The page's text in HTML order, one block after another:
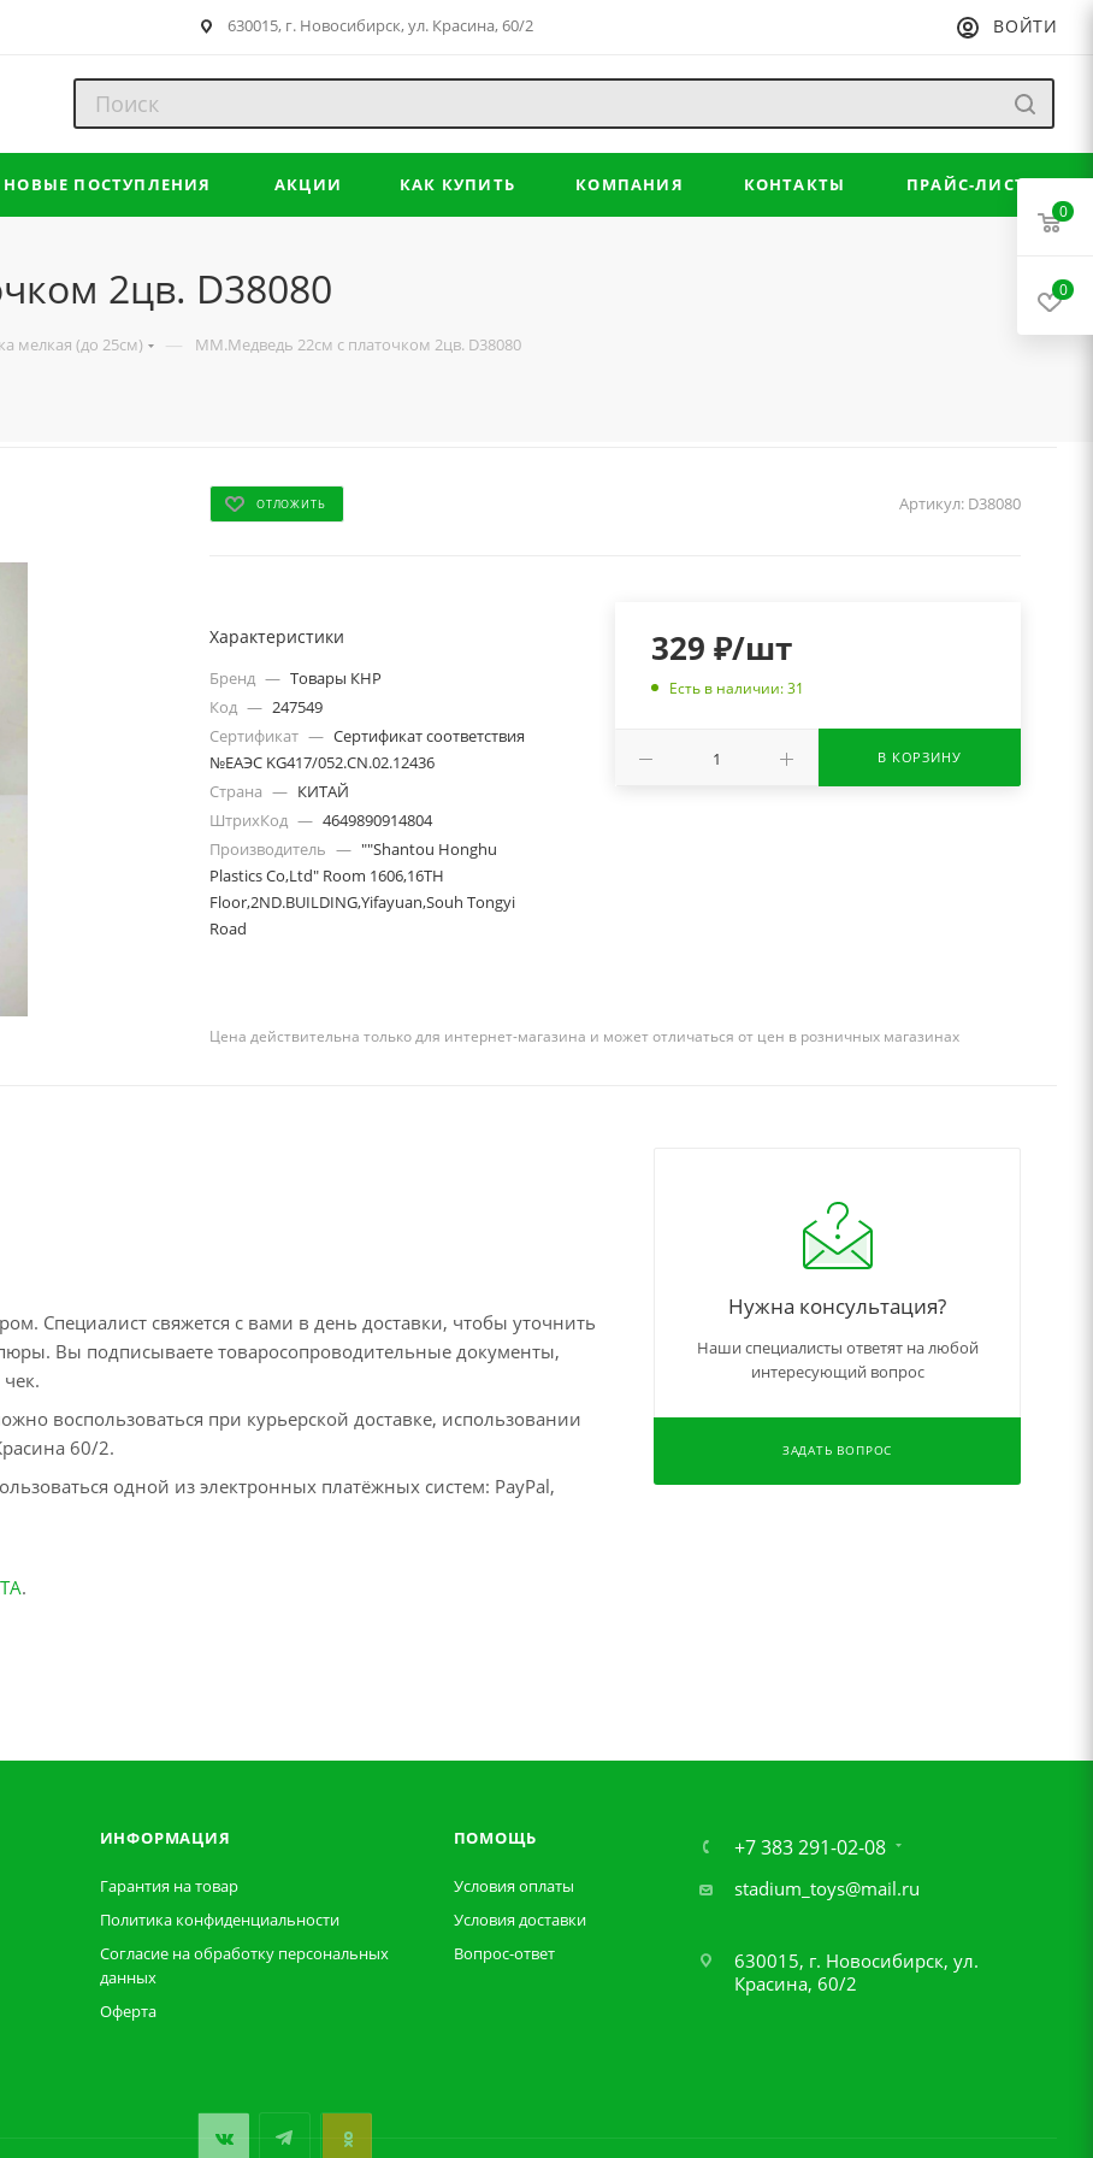
630015, г. Новосибирск, ул. Красина, 60/2 ВОЙТИ
НОВЫЕ ПОСТУПЛЕНИЯ АКЦИИ КАК КУПИТЬ КОМПАНИЯ КОНТАКТЫ ПРАЙС-ЛИСТ
2цв. D38080
мелкая (до 25см) — ММ.Медведь 22см с платочком 2цв. D38080
ОТЛОЖИТЬ Артикул: D38080
Характеристики
Бренд — Товары КНР
Код — 247549
Сертификат — Сертификат соответствия
№ЕАЭС KG417/052.CN.02.12436
Страна — КИТАЙ
ШтрихКод — 4649890914804
Производитель — ""Shantou Honghu
Plastics Co,Ltd" Room 1606,16TH
Floor,2ND.BUILDING,Yifayuan,Souh Tongyi
Road
329 ₽/шт
Есть в наличии: 31
В КОРЗИНУ
Цена действительна только для интернет-магазина и может отличаться от цен в розничных магазинах
Специалист свяжется с вами в день доставки, чтобы уточнить
Вы подписываете товаросопроводительные документы,
воспользоваться при курьерской доставке, использовании
60/2.
одной из электронных платёжных систем: PayPal,
.
Нужна консультация?
Наши специалисты ответят на любой
интересующий вопрос
ЗАДАТЬ ВОПРОС
ИНФОРМАЦИЯ
Гарантия на товар
Политика конфиденциальности
Согласие на обработку персональных
данных
Оферта
ПОМОЩЬ
Условия оплаты
Условия доставки
Вопрос-ответ
+7 383 291-02-08
stadium_toys@mail.ru
630015, г. Новосибирск, ул.
Красина, 60/2
0
0